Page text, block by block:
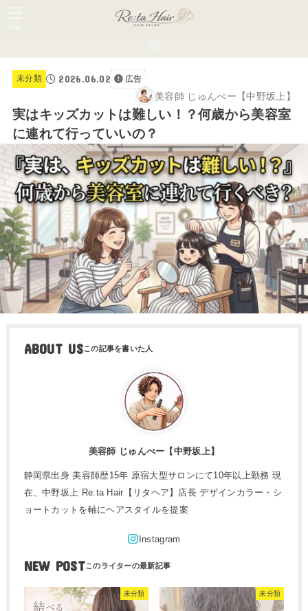
MENU
未分類 2026.06.02 広告
美容師 じゅんぺー【中野坂上】
実はキッズカットは難しい！？何歳から美容室
に連れて行っていいの？
ABOUT US
美容師 じゅんぺー【中野坂上】
静岡県出身 美容師歴15年 原宿大型サロンにて10年以上勤務 現
在、中野坂上 Re:ta Hair【リタヘア】店長 デザインカラー・シ
ョートカットを軸にヘアスタイルを提案
NEW POST
未分類 未分類